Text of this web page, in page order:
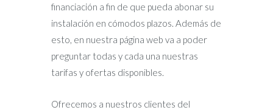
financiación a fin de que pueda abonar su
instalación en cómodos plazos. Además de
esto, en nuestra página web va a poder
preguntar todas y cada una nuestras
tarifas y ofertas disponibles.
Ofrecemos a nuestros clientes del